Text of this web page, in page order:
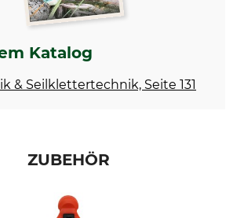
| EU-DoC_Camp-Gyro-Single_56-609-7_intl_10042024.pdf
Katalog
& Seilklettertechnik, Seite 131
ZUBEHÖR